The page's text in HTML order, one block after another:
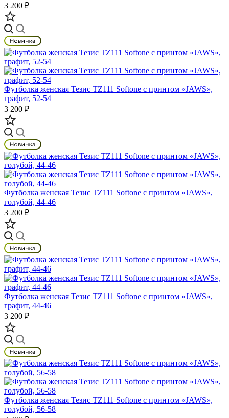
3 200 ₽
Футболка женская Тезис TZ111 Softone с принтом «JAWS»,
графит, 52-54
3 200 ₽
Футболка женская Тезис TZ111 Softone с принтом «JAWS»,
голубой, 44-46
3 200 ₽
Футболка женская Тезис TZ111 Softone с принтом «JAWS»,
графит, 44-46
3 200 ₽
Футболка женская Тезис TZ111 Softone с принтом «JAWS»,
голубой, 56-58